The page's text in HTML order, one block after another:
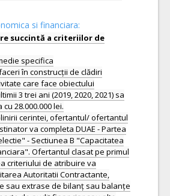
si financiara:
succintă a criteriilor de
specifica
în construcții de clădiri
care face obiectului
3 trei ani (2019, 2020, 2021) sa
28.000.000 lei.
cerintei, ofertantul/ ofertantul
va completa DUAE - Partea
- Sectiunea B "Capacitatea
Ofertantul clasat pe primul
criteriului de atribuire va
Autoritatii Contractante,
sau extrase de bilanț sau balanțe